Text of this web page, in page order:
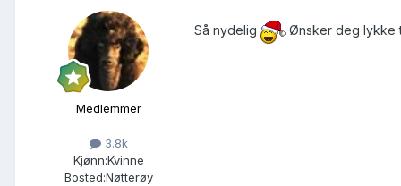
Medlemmer
3.8k
Kjønn:Kvinne
Bosted:Nøtterøy
Så nydelig Ønsker deg lykke